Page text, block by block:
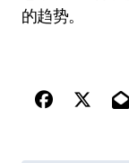
的趋势。